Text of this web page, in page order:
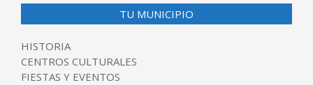
TU MUNICIPIO
HISTORIA
CENTROS CULTURALES
FIESTAS Y EVENTOS